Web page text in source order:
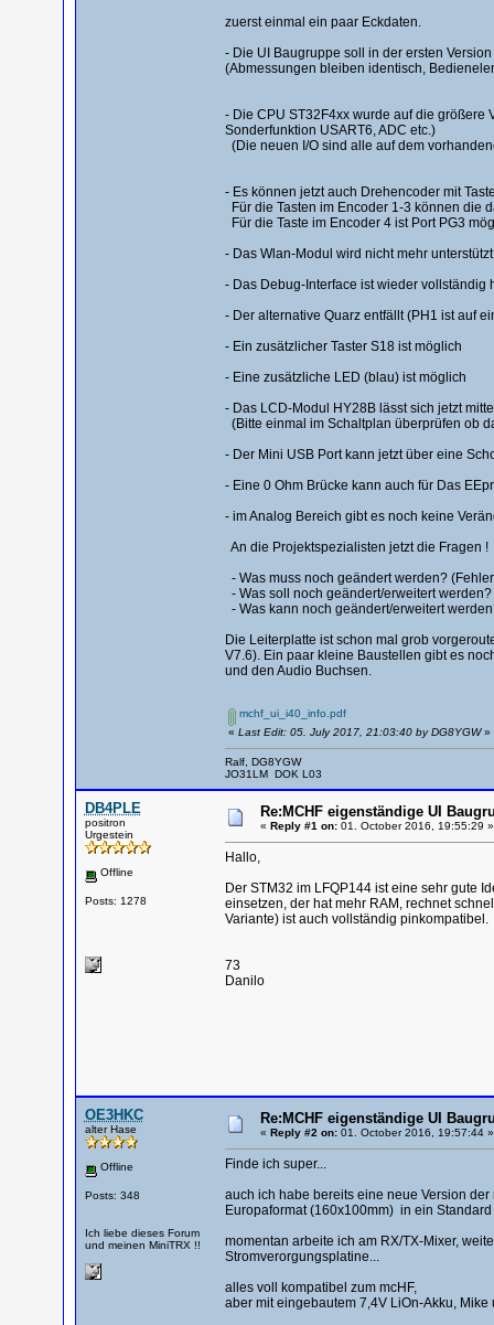
zuerst einmal ein paar Eckdaten.
- Die UI Baugruppe soll in der ersten
(Abmessungen bleiben identisch,
- Die CPU ST32F4xx wurde auf die größere
Sonderfunktion USART6, ADC etc.)
(Die neuen I/O sind alle auf dem
- Es können jetzt auch Drehencoder mit
Für die Tasten im Encoder 1-3 können die
Für die Taste im Encoder 4 ist Port PG3
- Das Wlan-Modul wird nicht mehr unterstützt
- Das Debug-Interface ist wieder vollständig
- Der alternative Quarz entfällt (PH1 ist auf
- Ein zusätzlicher Taster S18 ist möglich
- Eine zusätzliche LED (blau) ist möglich
- Das LCD-Modul HY28B lässt sich jetzt
(Bitte einmal im Schaltplan überprüfen ob
- Der Mini USB Port kann jetzt über eine
- Eine 0 Ohm Brücke kann auch für Das
- im Analog Bereich gibt es noch keine
An die Projektspezialisten jetzt die Fragen !
- Was muss noch geändert werden?
- Was soll noch geändert/erweitert
- Was kann noch geändert/erweitert
Die Leiterplatte ist schon mal grob
V7.6). Ein paar kleine Baustellen gibt es
und den Audio Buchsen.
mchf_ui_i40_info.pdf
« Last Edit: 05. July 2017, 21:03:40 by DG8YGW»
Ralf, DG8YGW
JO31LM DOK L03
DB4PLE
positron
Urgestein
Offline
Posts: 1278
Re:MCHF eigenständige UI
« Reply #1 on:01. October 2016, 19:55:29 »
Hallo,
Der STM32 im LFQP144 ist eine sehr gute
einsetzen, der hat mehr RAM, rechnet
Variante) ist auch vollständig pinkompatibel.
73
Danilo
OE3HKC
alter Hase
Offline
Posts: 348
Ich liebe dieses Forum
und meinen MiniTRX !!
Re:MCHF eigenständige UI
« Reply #2 on:01. October 2016, 19:57:44 »
Finde ich super...
auch ich habe bereits eine neue Version
Europaformat (160x100mm) in ein
momentan arbeite ich am RX/TX-Mixer,
Stromverorgungsplatine...
alles voll kompatibel zum mcHF,
aber mit eingebautem 7,4V LiOn-Akku, Mike